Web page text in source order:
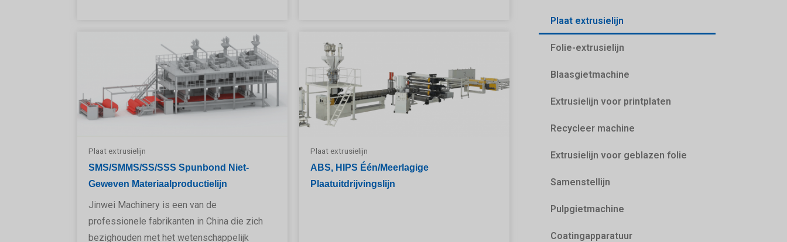
Plaat extrusielijn
SMS/SMMS/SS/SSS Spunbond Niet-
Geweven Materiaalproductielijn
Jinwei Machinery is een van de
professionele fabrikanten in China die zich
bezighouden met het wetenschappelijk
Plaat extrusielijn
ABS, HIPS Één/meerlagige
Plaatuitdrijvingslijn
Plaat extrusielijn
Folie-extrusielijn
Blaasgietmachine
Extrusielijn voor printplaten
Recycleer machine
Extrusielijn voor geblazen folie
Samenstellijn
Pulpgietmachine
Coatingapparatuur